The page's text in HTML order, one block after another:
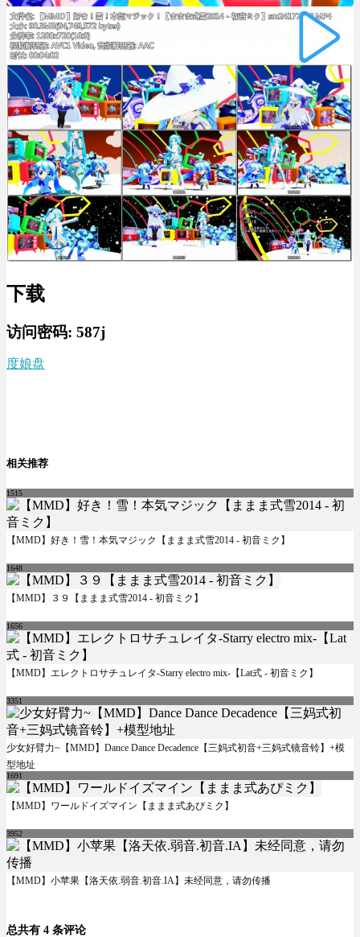
下载
访问密码: 587j
度娘盘
相关推荐
1515
【MMD】好き！雪！本気マジック【ままま式雪2014 - 初音ミク】
1648
【MMD】３９【ままま式雪2014 - 初音ミク】
1656
【MMD】エレクトロサチュレイタ-Starry electro mix-【Lat式 - 初音ミク】
3351
少女好臂力~【MMD】Dance Dance Decadence【三妈式初音+三妈式镜音铃】+模
型地址
1691
【MMD】ワールドイズマイン【ままま式あぴミク】
3952
【MMD】小苹果【洛天依.弱音.初音.IA】未经同意，请勿传播
总共有 4 条评论